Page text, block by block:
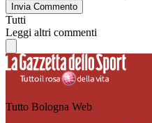
Invia Commento
Tutti
Leggi altri commenti
Tutto Bologna Web